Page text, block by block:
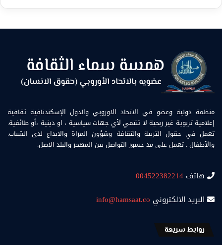
منظمة دولية وعضو في الاتحاد الاوروبي والدول الإسكندنافية ثقافية
إعلامية تربوية غير ربحية لا تنتمي لأي جهات سياسية ، او دينية ،أو طائفية.
تعمل في حقول التربية والثقافة وشؤون المراة والابداع لدى الشباب.
والأطفال . تعمل على مد جسور التواصل بين المهجر والبلد الاصل.
هاتف 004522382214
البريد الالكتروني info@hamsaat.co
روابط سريعة